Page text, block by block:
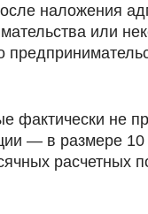
наложения
или
фактически не
— в размере
расчетных